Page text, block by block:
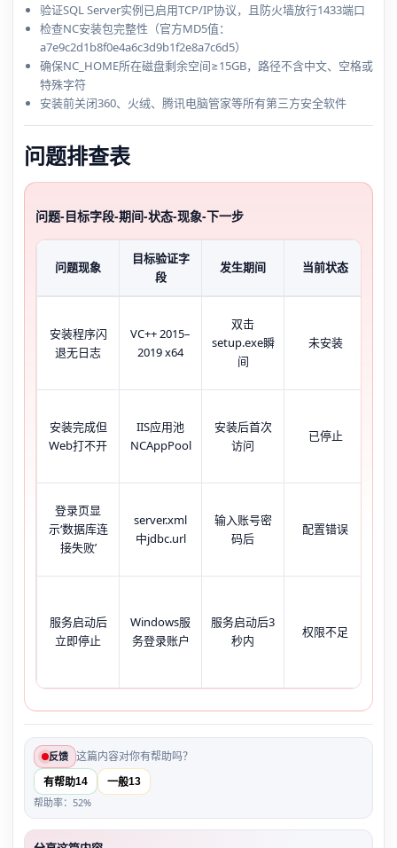
验证SQL Server实例已启用TCP/IP协议，且防火墙放行1433端口
检查NC安装包完整性（官方MD5值：
a7e9c2d1b8f0e4a6c3d9b1f2e8a7c6d5）
确保NC_HOME所在磁盘剩余空间≥15GB，路径不含中文、空格或
特殊字符
安装前关闭360、火绒、腾讯电脑管家等所有第三方安全软件
问题排查表
问题-目标字段-期间-状态-现象-下一步
问题现象
目标验证字
段
发生期间 当前状态
安装程序闪
退无日志
VC++ 2015–
2019 x64
双击
setup.exe瞬
间
未安装
安装完成但
Web打不开
IIS应用池
NCAppPool
安装后首次
访问
已停止
登录页显
示‘数据库连
接失败’
server.xml
中jdbc.url
输入账号密
码后
配置错误
服务启动后
立即停止
Windows服
务登录账户
服务启动后3
秒内
权限不足
反馈 这篇内容对你有帮助吗？
有帮助14 一般13
帮助率：52%